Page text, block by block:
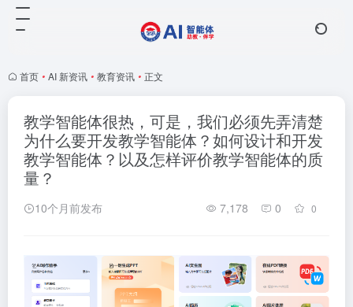
首页 • AI 新资讯 • 教育资讯 • 正文
教学智能体很热，可是，我们必须先弄清楚
为什么要开发教学智能体？如何设计和开发
教学智能体？以及怎样评价教学智能体的质
量？
10个月前发布 7,178 0 0